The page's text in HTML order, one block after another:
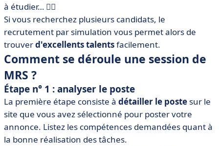
à étudier… 😮‍💨
Si vous recherchez plusieurs candidats, le
recrutement par simulation vous permet alors de
trouverd'excellents talentsfacilement.
Comment se déroule une session de
MRS ?
Étape n° 1 : analyser le poste
La première étape consiste à détailler le poste sur le
site que vous avez sélectionné pour poster votre
annonce. Listez les compétences demandées quant à
la bonne réalisation des tâches.